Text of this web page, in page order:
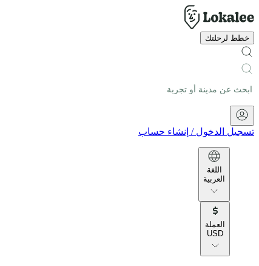
خطط لرحلتك
تسجيل الدخول / إنشاء حساب
اللغة
العربية
العملة
USD